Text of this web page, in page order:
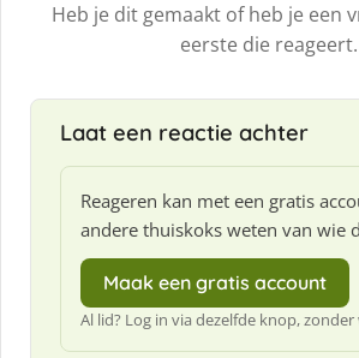
Heb je dit gemaakt of heb je een
eerste die reageert.
Laat een reactie achter
Reageren kan met een gratis
andere thuiskoks weten van wie
Maak een gratis account
Al lid? Log in via dezelfde knop,